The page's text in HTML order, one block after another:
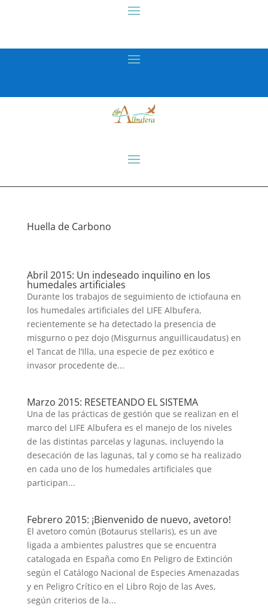
Huella de Carbono
Abril 2015: Un indeseado inquilino en los
humedales artificiales
Durante los trabajos de seguimiento de ictiofauna en
los humedales artificiales del LIFE Albufera,
recientemente se ha detectado la presencia de
misgurno o pez dojo (Misgurnus anguillicaudatus) en
el Tancat de l’Illa, una especie de pez exótico e
invasor procedente de...
Marzo 2015: RESETEANDO EL SISTEMA
Una de las prácticas de gestión que se realizan en el
marco del LIFE Albufera es el manejo de los niveles
de las distintas parcelas y lagunas, incluyendo la
desecación de las lagunas, tal y como se ha realizado
en cada uno de los humedales artificiales que
participan...
Febrero 2015: ¡Bienvenido de nuevo, avetoro!
El avetoro común (Botaurus stellaris), es un ave
ligada a ambientes palustres que se encuentra
catalogada en España como En Peligro de Extinción
según el Catálogo Nacional de Especies Amenazadas
y en Peligro Crítico en el Libro Rojo de las Aves,
según criterios de la...